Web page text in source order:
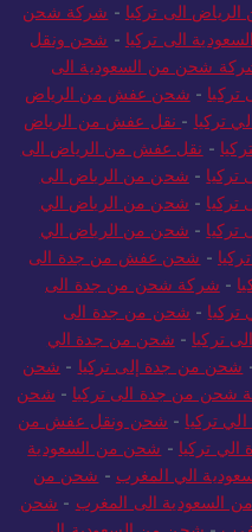
الى تركيا - شركة شحن
الى تركيا - شحن ونقل
شحن من السعودية الى
- شحن عفش من الرياض
تركيا - نقل عفش من الرياض
- نقل عفش من الرياض الى
- شحن من الرياض الى
- شحن من الرياض الي
- شحن من الرياض الي
- شحن عفش من جدة الى
- شركة شحن من جدة الى
- شحن من جدة الى
تركيا - شحن من جدة الي
شحن من جدة إلى تركيا - شحن
شحن من جدة الى تركيا - شحن
تركيا - شحن ونقل عفش من
تركيا - شحن من السعودية
الي المغرب - شحن من
السعودية الى المغرب - شحن